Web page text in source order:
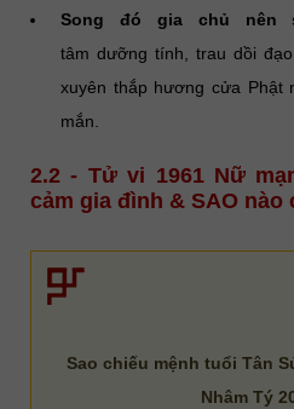
Song đó gia chủ nên
tâm dưỡng tính, trau dồi
xuyên thắp hương cửa Phật
mắn.
2.2 - Tử vi 1961 Nữ
cảm gia đình & SAO nào
Sao chiếu mệnh tuổi Tân
Nhâm Tý